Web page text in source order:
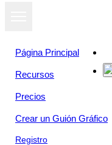
Página Principal
Recursos
Precios
Crear un Guión Gráfico
Registro
Ver como
presentación